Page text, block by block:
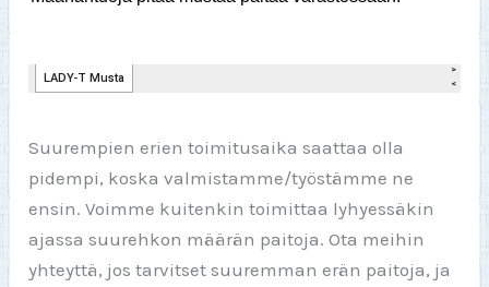
Suurempien erien toimitusaika saattaa olla
pidempi, koska valmistamme/työstämme ne
ensin. Voimme kuitenkin toimittaa lyhyessäkin
ajassa suurehkon määrän paitoja. Ota meihin
yhteyttä, jos tarvitset suuremman erän paitoja, ja